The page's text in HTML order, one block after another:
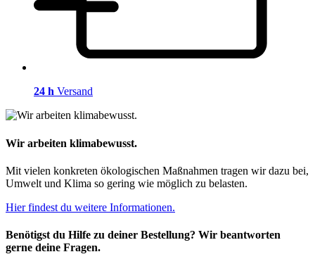
24 h Versand
Wir arbeiten klimabewusst.
Mit vielen konkreten ökologischen Maßnahmen tragen wir dazu bei,
Umwelt und Klima so gering wie möglich zu belasten.
Hier findest du weitere Informationen.
Benötigst du Hilfe zu deiner Bestellung? Wir beantworten
gerne deine Fragen.